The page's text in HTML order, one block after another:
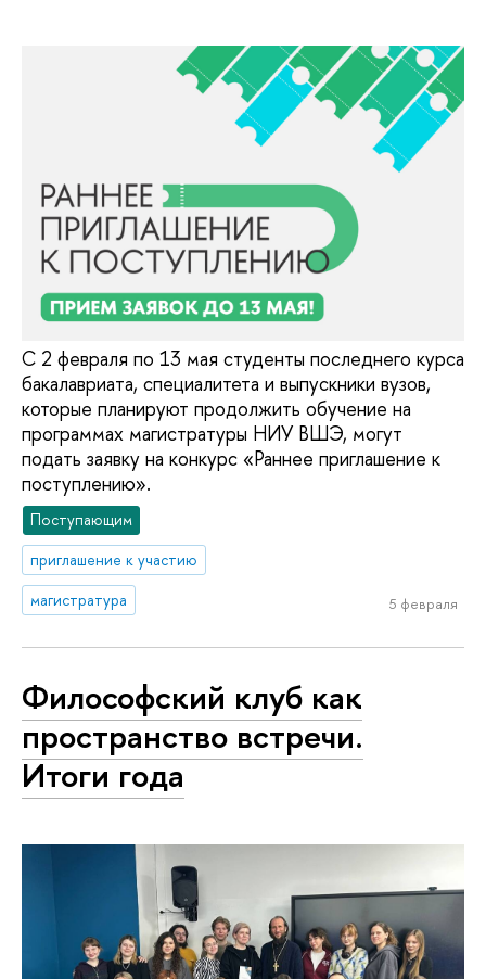
С 2 февраля по 13 мая студенты последнего курса
бакалавриата, специалитета и выпускники вузов,
которые планируют продолжить обучение на
программах магистратуры НИУ ВШЭ, могут
подать заявку на конкурс «Раннее приглашение к
поступлению».
Поступающим
приглашение к участию
магистратура
5 февраля
Философский клуб как
пространство встречи.
Итоги года